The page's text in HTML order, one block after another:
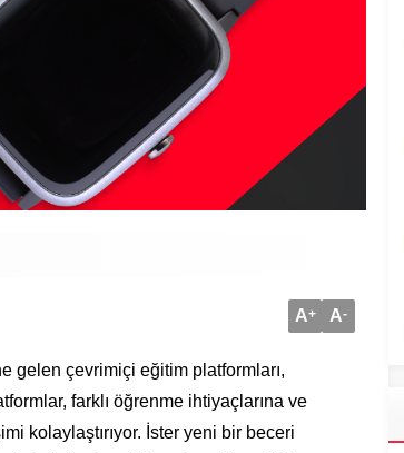
A+ A-
gelen çevrimiçi eğitim platformları,
farklı öğrenme ihtiyaçlarına ve
kolaylaştırıyor. İster yeni bir beceri